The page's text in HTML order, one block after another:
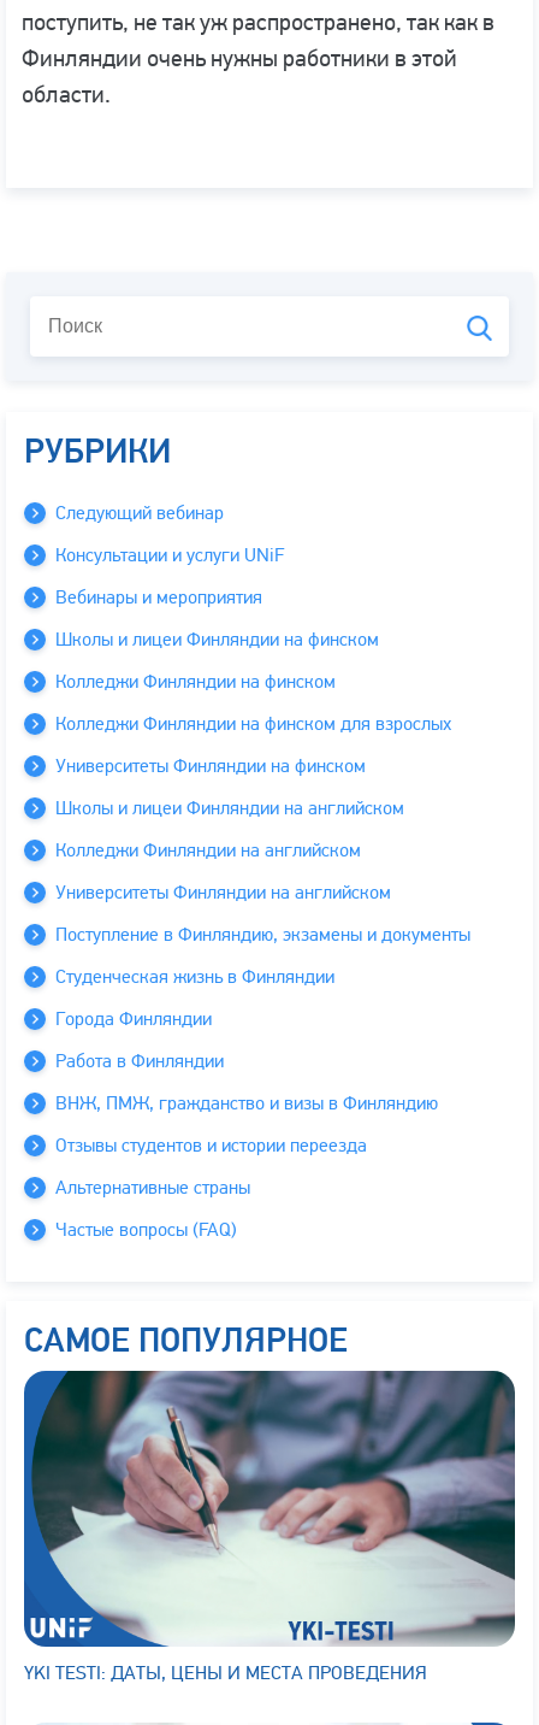
поступить, не так уж распространено, так как в
Финляндии очень нужны работники в этой
области.
РУБРИКИ
Следующий вебинар
Консультации и услуги UNiF
Вебинары и мероприятия
Школы и лицеи Финляндии на финском
Колледжи Финляндии на финском
Колледжи Финляндии на финском для взрослых
Университеты Финляндии на финском
Школы и лицеи Финляндии на английском
Колледжи Финляндии на английском
Университеты Финляндии на английском
Поступление в Финляндию, экзамены и документы
Студенческая жизнь в Финляндии
Города Финляндии
Работа в Финляндии
ВНЖ, ПМЖ, гражданство и визы в Финляндию
Отзывы студентов и истории переезда
Альтернативные страны
Частые вопросы (FAQ)
САМОЕ ПОПУЛЯРНОЕ
YKI TESTI: ДАТЫ, ЦЕНЫ И МЕСТА ПРОВЕДЕНИЯ